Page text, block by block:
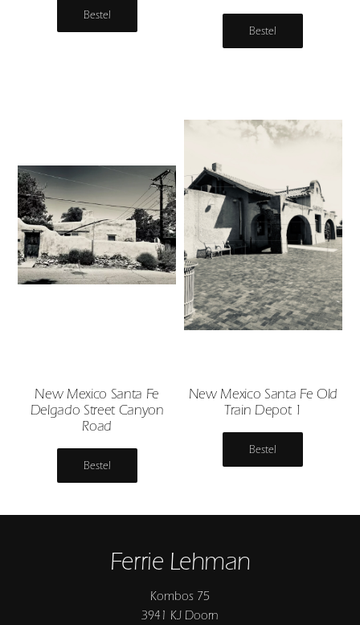
Bestel
Bestel
New Mexico Santa Fe
Delgado Street Canyon
Road
Bestel
New Mexico Santa Fe Old
Train Depot 1
Bestel
Ferrie Lehman
Kombos 75
3941 KJ Doorn